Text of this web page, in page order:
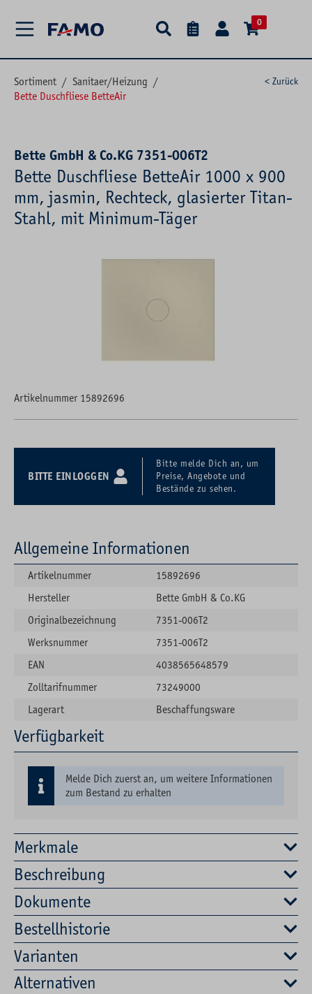
0
Sortiment / Sanitaer/Heizung /
Bette Duschfliese BetteAir
< Zurück
Bette GmbH & Co.KG 7351-006T2
Bette Duschfliese BetteAir 1000 x 900
mm, jasmin, Rechteck, glasierter Titan-
Stahl, mit Minimum-Täger
Artikelnummer 15892696
BITTE EINLOGGEN
Bitte melde Dich an, um
Preise, Angebote und
Bestände zu sehen.
Merkmale
Beschreibung
Dokumente
Bestellhistorie
Varianten
Alternativen
Allgemeine Informationen
Artikelnummer
15892696
Hersteller
Bette GmbH & Co.KG
Originalbezeichnung
7351-006T2
Werksnummer
7351-006T2
EAN
4038565648579
Zolltarifnummer
73249000
Lagerart
Beschaffungsware
Verfügbarkeit
Melde Dich zuerst an, um weitere Informationen
zum Bestand zu erhalten